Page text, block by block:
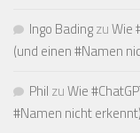
Ingo BadingzuWie
(und einen #Namen
Phil zuWie
#Namen nicht erkennt)